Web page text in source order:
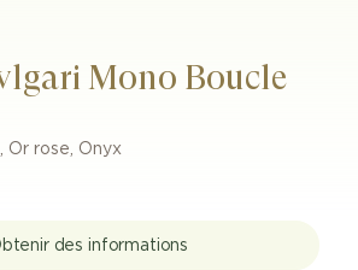
Mono Boucle
, Or rose, Onyx
des informations